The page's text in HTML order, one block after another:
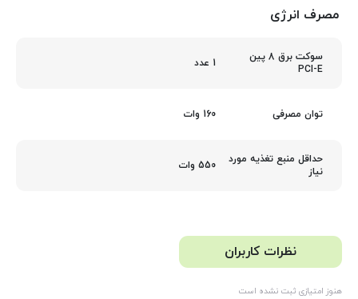
مصرف انرژی
سوکت برق 8 پین
PCI-E
1 عدد
توان مصرفی 160 وات
حداقل منبع تغذیه مورد
نیاز
550 وات
نظرات کاربران
هنوز امتیازی ثبت نشده است